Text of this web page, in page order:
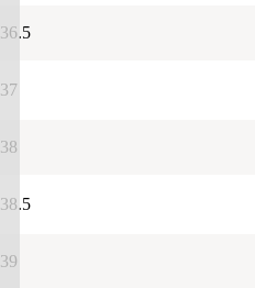
36.5
37
38
38.5
39